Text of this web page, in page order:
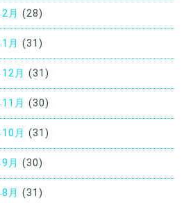
月 (28)
月 (31)
月 (31)
月 (30)
月 (31)
月 (30)
月 (31)